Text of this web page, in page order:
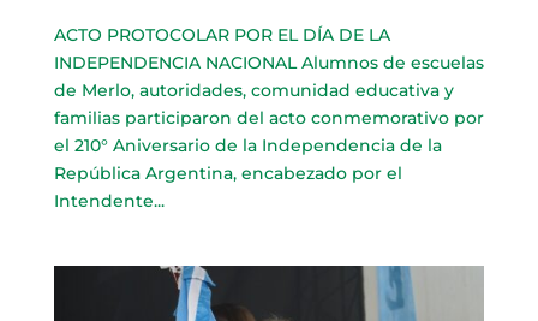
ACTO PROTOCOLAR POR EL DÍA DE LA
INDEPENDENCIA NACIONAL Alumnos de escuelas
de Merlo, autoridades, comunidad educativa y
familias participaron del acto conmemorativo por
el 210° Aniversario de la Independencia de la
República Argentina, encabezado por el
Intendente...